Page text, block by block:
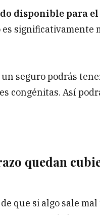
disponible para
es significativamente
seguro podrás
congénitas. Así
quedan
de que si algo sale